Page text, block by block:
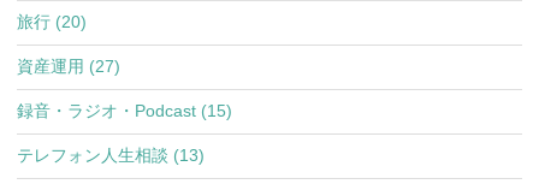
旅行 (20)
資産運用 (27)
録音・ラジオ・Podcast (15)
テレフォン人生相談 (13)